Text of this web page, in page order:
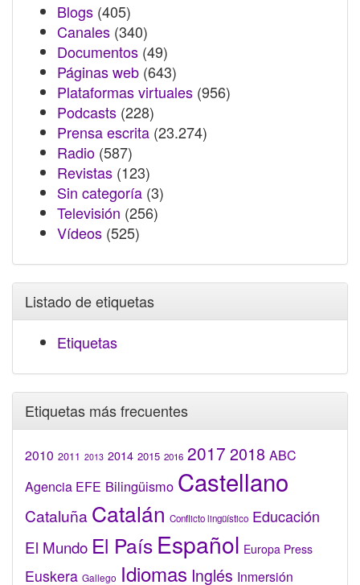
Blogs (405)
Canales (340)
Documentos (49)
Páginas web (643)
Plataformas virtuales (956)
Podcasts (228)
Prensa escrita (23.274)
Radio (587)
Revistas (123)
Sin categoría (3)
Televisión (256)
Vídeos (525)
Listado de etiquetas
Etiquetas
Etiquetas más frecuentes
2010 2011 2013 2014 2015 2016 2017 2018 ABC
Agencia EFE Bilingüismo Castellano
Cataluña Catalán Conflicto lingüístico Educación
El Mundo El País Español Europa Press
Euskera Gallego Idiomas Inglés Inmersión